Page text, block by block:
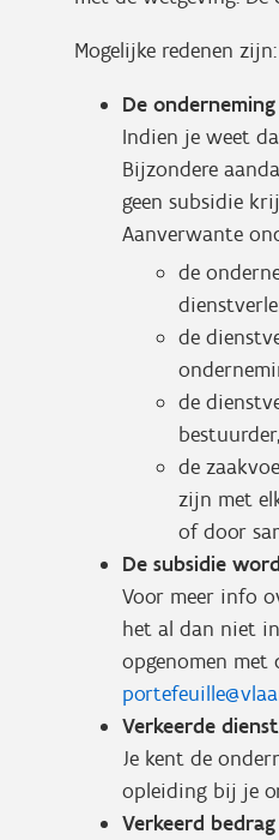
Mogelijke redenen zijn:
De
Indien je weet
Bijzondere
geen subsidie
Aanverwante
de
de
de
de
zijn met
of door
De subsidie
Voor meer info
het al dan niet
opgenomen met
Verkeerde
Je kent de
opleiding bij je
Verkeerd bedrag